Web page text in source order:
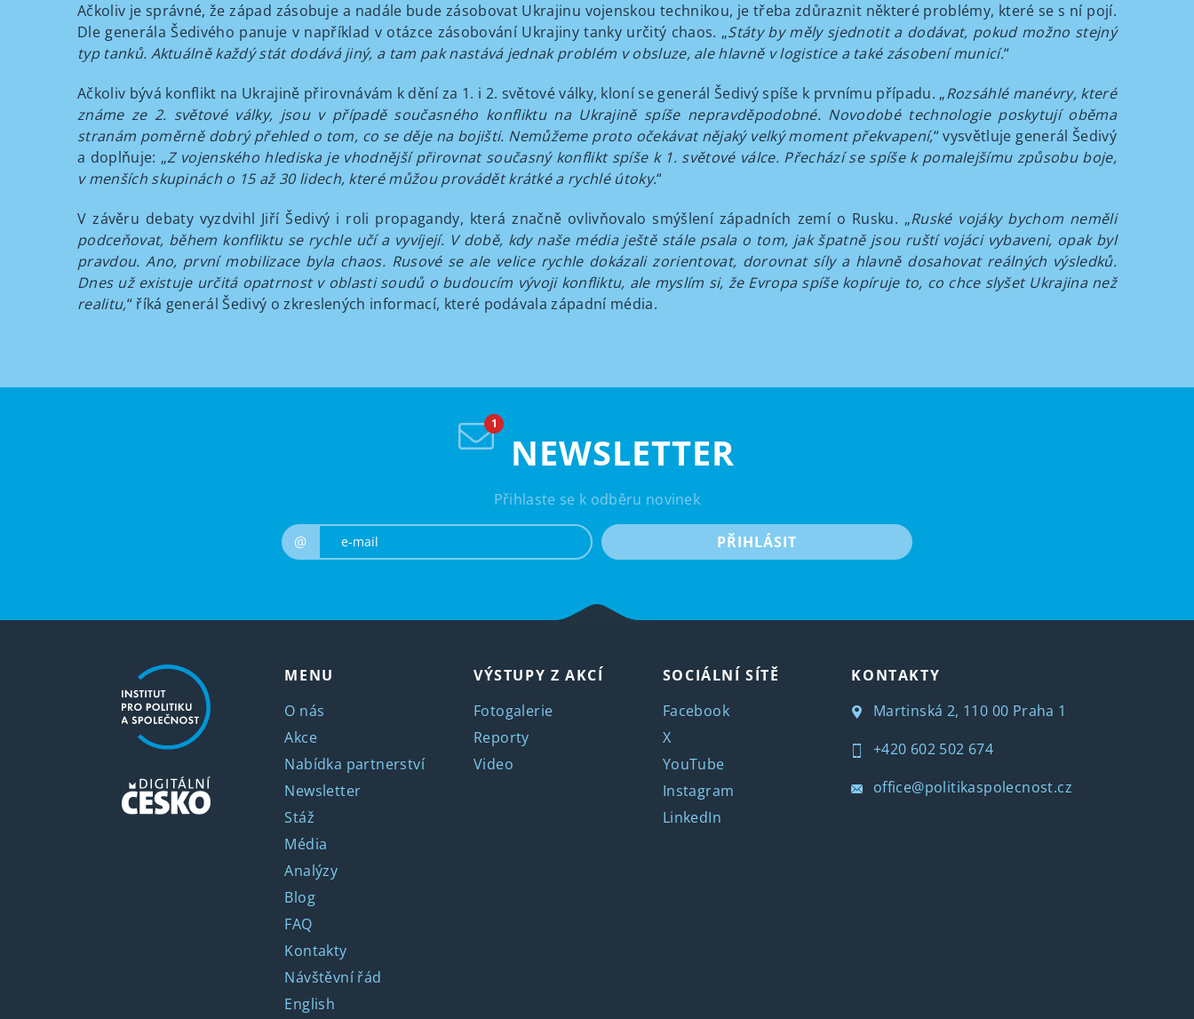
Ačkoliv je správné, že západ zásobuje a nadále bude zásobovat Ukrajinu vojenskou technikou, je třeba zdůraznit některé problémy, které se s ní pojí.
Dle generála Šedivého panuje v například v otázce zásobování Ukrajiny tanky určitý chaos. „Státy by měly sjednotit a dodávat, pokud možno stejný
typ tanků. Aktuálně každý stát dodává jiný, a tam pak nastává jednak problém v obsluze, ale hlavně v logistice a také zásobení municí.“
Ačkoliv bývá konflikt na Ukrajině přirovnávám k dění za 1. i 2. světové války, kloní se generál Šedivý spíše k prvnímu případu. „Rozsáhlé manévry, které
známe ze 2. světové války, jsou v případě současného konfliktu na Ukrajině spíše nepravděpodobné. Novodobé technologie poskytují oběma
stranám poměrně dobrý přehled o tom, co se děje na bojišti. Nemůžeme proto očekávat nějaký velký moment překvapení,“ vysvětluje generál Šedivý
a doplňuje: „Z vojenského hlediska je vhodnější přirovnat současný konflikt spíše k 1. světové válce. Přechází se spíše k pomalejšímu způsobu boje,
v menších skupinách o 15 až 30 lidech, které můžou provádět krátké a rychlé útoky.“
V závěru debaty vyzdvihl Jiří Šedivý i roli propagandy, která značně ovlivňovalo smýšlení západních zemí o Rusku. „Ruské vojáky bychom neměli
podceňovat, během konfliktu se rychle učí a vyvíjejí. V době, kdy naše média ještě stále psala o tom, jak špatně jsou ruští vojáci vybaveni, opak byl
pravdou. Ano, první mobilizace byla chaos. Rusové se ale velice rychle dokázali zorientovat, dorovnat síly a hlavně dosahovat reálných výsledků.
Dnes už existuje určitá opatrnost v oblasti soudů o budoucím vývoji konfliktu, ale myslím si, že Evropa spíše kopíruje to, co chce slyšet Ukrajina než
realitu,“ říká generál Šedivý o zkreslených informací, které podávala západní média.
NEWSLETTER
Přihlaste se k odběru novinek
@ PŘIHLÁSIT
MENU
O nás
Akce
Nabídka partnerství
Newsletter
Stáž
Média
Analýzy
Blog
FAQ
Kontakty
Návštěvní řád
English
VÝSTUPY Z AKCÍ
Fotogalerie
Reporty
Video
SOCIÁLNÍ SÍTĚ
Facebook
X
YouTube
Instagram
LinkedIn
KONTAKTY
Martinská 2, 110 00 Praha 1
+420 602 502 674
office@politikaspolecnost.cz